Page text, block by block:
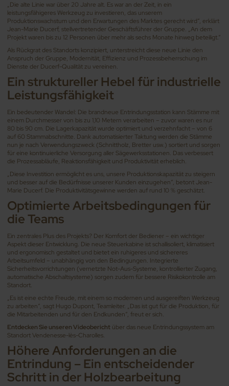
„Die alte Linie war über 20 Jahre alt. Es war an der Zeit, in ein
leistungsfähigeres Werkzeug zu investieren, das unserem
Produktionswachstum und den Erwartungen des Marktes gerecht wird“, erklärt
Jean-Marie Ducerf, stellvertretender Geschäftsführer der Gruppe. „An dem
Projekt waren bis zu 12 Personen über mehr als sechs Monate hinweg beteiligt.“
Als Rückgrat des Standorts konzipiert, unterstreicht diese neue Linie den
Anspruch der Gruppe, Modernität, Effizienz und Prozessbeherrschung im
Dienste der Ducerf-Qualität zu vereinen.
Ein struktureller Hebel für industrielle
Leistungsfähigkeit
Ein bedeutender Wandel: Die brandneue Entrindungsstation kann Stämme mit
einem Durchmesser von bis zu 1,10 Metern verarbeiten – zuvor waren es nur
80 bis 90 cm. Die Lagerkapazität wurde optimiert und verzehnfacht – von 6
auf 60 Stammabschnitte. Dank automatisierter Taktung werden die Stämme
nun je nach Verwendungszweck (Schnittholz, Bretter usw.) sortiert und sorgen
für eine kontinuierliche Versorgung aller Sägewerksstationen. Das verbessert
die Prozessabläufe, Reaktionsfähigkeit und Produktivität erheblich.
„Diese Investition ermöglicht es uns, unsere Produktionskapazität zu steigern
und besser auf die Bedürfnisse unserer Kunden einzugehen“, betont Jean-
Marie Ducerf. Die Produktivitätsgewinne werden auf rund 10 % geschätzt.
Optimierte Arbeitsbedingungen für
die Teams
Ein zentrales Plus des Projekts? Der Komfort der Bediener – ein wichtiger
Aspekt dieser Entwicklung. Die neue Steuerkabine ist schallisoliert, klimatisiert
und ergonomisch gestaltet und bietet ein ruhigeres und sichereres
Arbeitsumfeld – unabhängig von den Bedingungen. Integrierte
Sicherheitsvorrichtungen (vernetzte Not-Aus-Systeme, kontrollierter Zugang,
automatische Abschaltsysteme) sorgen zudem für bessere Risikokontrolle am
Standort.
„Es ist eine echte Freude, mit einem so modernen und ausgereiften Werkzeug
zu arbeiten“, sagt Hugo Dupont, Teamleiter. „Das ist gut für die Produktion, für
die Mitarbeitenden und für den Endkunden“, freut er sich.
Entdecken Sie unseren Videobericht über das neue Entrindungssystem am
Standort Vendenesse-lès-Charolles.
Höhere Anforderungen an die
Entrindung – Ein entscheidender
Schritt in der Holzbearbeitung